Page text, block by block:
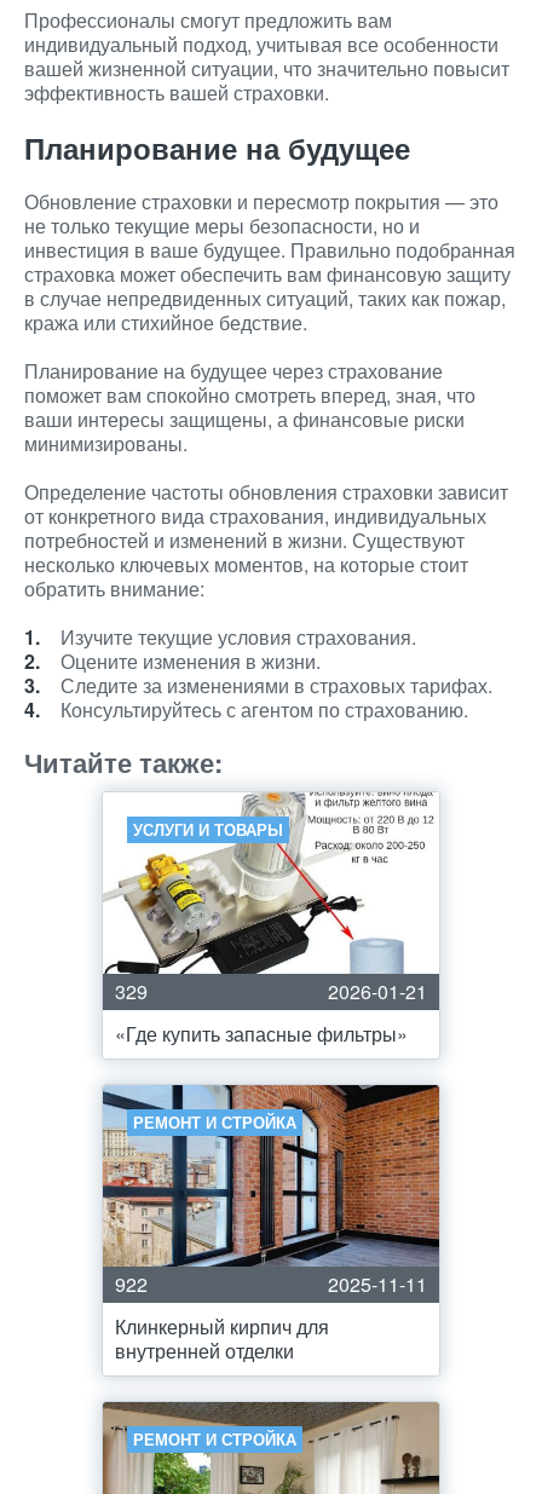
Профессионалы смогут предложить вам
индивидуальный подход, учитывая все особенности
вашей жизненной ситуации, что значительно повысит
эффективность вашей страховки.
Планирование на будущее
Обновление страховки и пересмотр покрытия — это
не только текущие меры безопасности, но и
инвестиция в ваше будущее. Правильно подобранная
страховка может обеспечить вам финансовую защиту
в случае непредвиденных ситуаций, таких как пожар,
кража или стихийное бедствие.
Планирование на будущее через страхование
поможет вам спокойно смотреть вперед, зная, что
ваши интересы защищены, а финансовые риски
минимизированы.
Определение частоты обновления страховки зависит
от конкретного вида страхования, индивидуальных
потребностей и изменений в жизни. Существуют
несколько ключевых моментов, на которые стоит
обратить внимание:
Изучите текущие условия страхования.
Оцените изменения в жизни.
Следите за изменениями в страховых тарифах.
Консультируйтесь с агентом по страхованию.
Читайте также:
УСЛУГИ И ТОВАРЫ
329
2026-01-21
«Где купить запасные фильтры»
РЕМОНТ И СТРОЙКА
922
2025-11-11
Клинкерный кирпич для
внутренней отделки
РЕМОНТ И СТРОЙКА